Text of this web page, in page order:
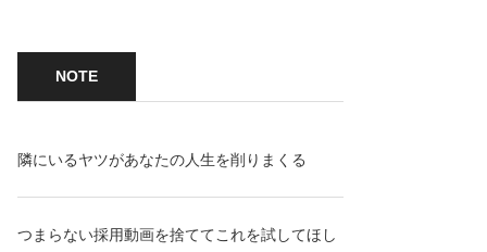
NOTE
隣にいるヤツがあなたの人生を削りまくる
つまらない採用動画を捨ててこれを試してほし